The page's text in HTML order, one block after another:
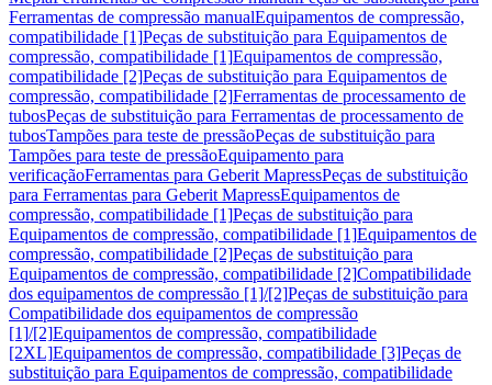
Ferramentas de compressão manualEquipamentos de compressão,
compatibilidade [1]Peças de substituição para Equipamentos de
compressão, compatibilidade [1]Equipamentos de compressão,
compatibilidade [2]Peças de substituição para Equipamentos de
compressão, compatibilidade [2]Ferramentas de processamento de
tubosPeças de substituição para Ferramentas de processamento de
tubosTampões para teste de pressãoPeças de substituição para
Tampões para teste de pressãoEquipamento para
verificaçãoFerramentas para Geberit MapressPeças de substituição
para Ferramentas para Geberit MapressEquipamentos de
compressão, compatibilidade [1]Peças de substituição para
Equipamentos de compressão, compatibilidade [1]Equipamentos de
compressão, compatibilidade [2]Peças de substituição para
Equipamentos de compressão, compatibilidade [2]Compatibilidade
dos equipamentos de compressão [1]/[2]Peças de substituição para
Compatibilidade dos equipamentos de compressão
[1]/[2]Equipamentos de compressão, compatibilidade
[2XL]Equipamentos de compressão, compatibilidade [3]Peças de
substituição para Equipamentos de compressão, compatibilidade